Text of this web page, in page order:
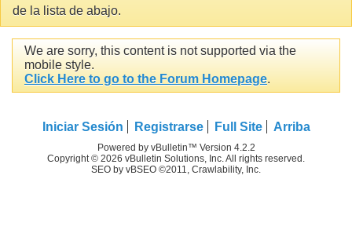
de la lista de abajo.
We are sorry, this content is not supported via the
mobile style.
Click Here to go to the Forum Homepage.
Iniciar Sesión Registrarse Full Site Arriba
Powered by vBulletin™ Version 4.2.2
Copyright © 2026 vBulletin Solutions, Inc. All rights reserved.
SEO by vBSEO ©2011, Crawlability, Inc.